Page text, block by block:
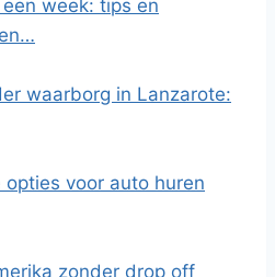
week: tips en
waarborg in Lanzarote:
opties voor auto huren
zonder drop off